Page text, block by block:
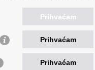
Prihvaćam
Prihvaćam
Prihvaćam